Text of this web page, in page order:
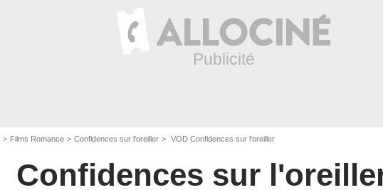
Films Romance Confidences sur l'oreiller VOD Confidences sur l'oreiller
Confidences sur